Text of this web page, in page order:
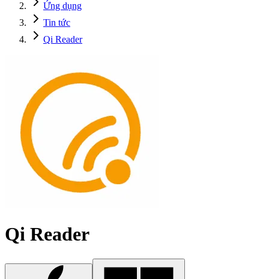
Ứng dụng
Tin tức
Qi Reader
Qi Reader